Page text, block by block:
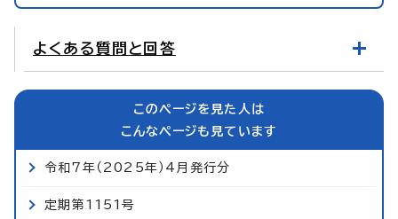
よくある質問と回答
このページを見た人は
こんなページも見ています
令和7年（2025年）4月発行分
定期第1151号